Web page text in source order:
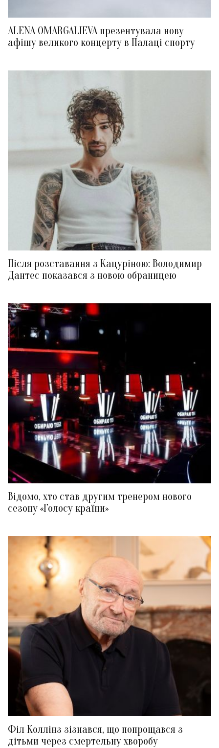
ALENA OMARGALIEVA презентувала нову
афішу великого концерту в Палаці спорту
Після розставання з Кацуріною: Володимир
Дантес показався з новою обраницею
Відомо, хто став другим тренером нового
сезону «Голосу країни»
Філ Коллінз зізнався, що попрощався з
дітьми через смертельну хворобу